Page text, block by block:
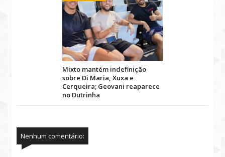
Mixto mantém indefinição
sobre Di Maria, Xuxa e
Cerqueira; Geovani reaparece
no Dutrinha
Nenhum comentário: